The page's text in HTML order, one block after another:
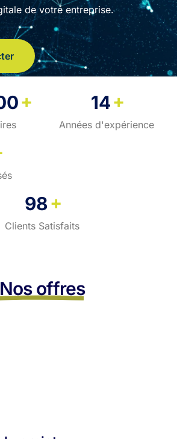
de votre entreprise.
+ 14+
Années d'expérience
98+
Clients Satisfaits
Nos offres